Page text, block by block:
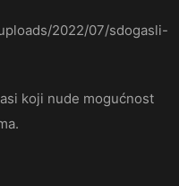
koji nude mogućnost